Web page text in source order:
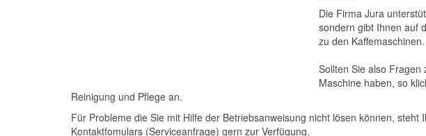
Die Firma Jura
sondern gibt Ihnen auf
zu den Kaffemaschinen.
Sollten Sie also
Maschine haben, so
Reinigung und Pflege an.
Für Probleme die Sie mit Hilfe der Betriebsanweisung nicht lösen können,
Kontaktfomulars (Serviceanfrage) gern zur Verfügung.